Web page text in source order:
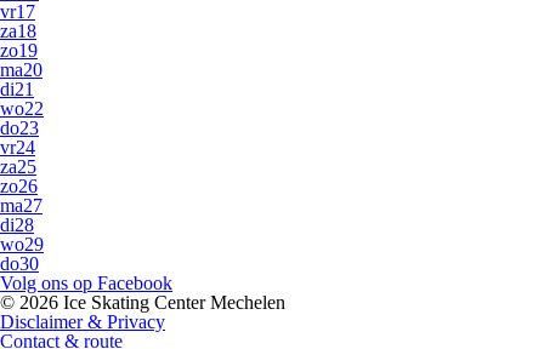
vr17
za18
zo19
ma20
di21
wo22
do23
vr24
za25
zo26
ma27
di28
wo29
do30
Volg ons op Facebook
© 2026 Ice Skating Center Mechelen
Disclaimer & Privacy
Contact & route